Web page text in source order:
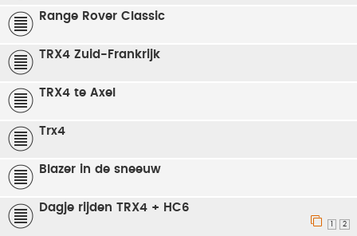
Range Rover Classic
TRX4 Zuid-Frankrijk
TRX4 te Axel
Trx4
Blazer in de sneeuw
Dagje rijden TRX4 + HC6
2